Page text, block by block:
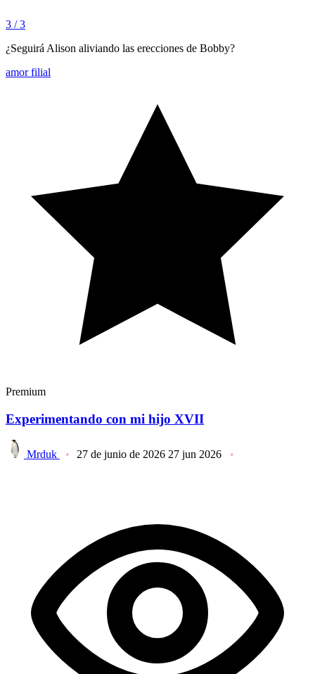
3 / 3
¿Seguirá Alison aliviando las erecciones de Bobby?
amor filial
Premium
Experimentando con mi hijo XVII
Mrduk 27 de junio de 2026 27 jun 2026